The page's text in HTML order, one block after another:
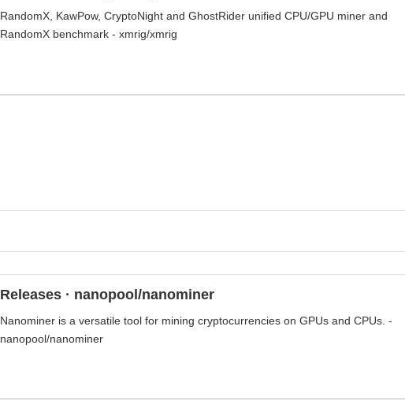
RandomX, KawPow, CryptoNight and GhostRider unified CPU/GPU miner and
RandomX benchmark - xmrig/xmrig
Releases · nanopool/nanominer
Nanominer is a versatile tool for mining cryptocurrencies on GPUs and CPUs. -
nanopool/nanominer